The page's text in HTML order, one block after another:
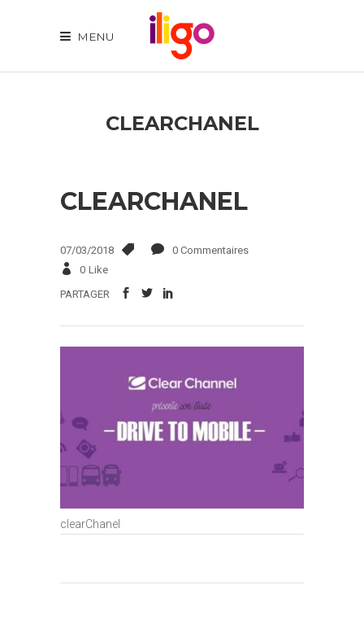
MENU
CLEARCHANEL
CLEARCHANEL
07/03/2018
0 Commentaires
0 Like
PARTAGER
clearChanel